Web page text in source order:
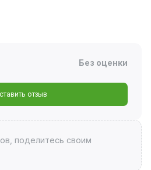
Без оценки
отзыв
поделитесь своим